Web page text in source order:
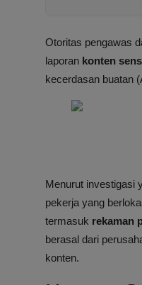
Otoritas pengawas
laporan konten
kecerdasan buatan
Menurut investigasi
pekerja yang
termasuk rekaman
berasal dari
konten.